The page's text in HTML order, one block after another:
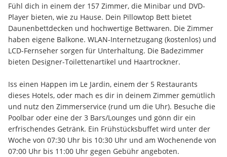
Fühl dich in einem der 157 Zimmer, die Minibar und DVD-
Player bieten, wie zu Hause. Dein Pillowtop Bett bietet
Daunenbettdecken und hochwertige Bettwaren. Die Zimmer
haben eigene Balkone. WLAN-Internetzugang (kostenlos) und
LCD-Fernseher sorgen für Unterhaltung. Die Badezimmer
bieten Designer-Toilettenartikel und Haartrockner.
Iss einen Happen im Le Jardin, einem der 5 Restaurants
dieses Hotels, oder mach es dir in deinem Zimmer gemütlich
und nutz den Zimmerservice (rund um die Uhr). Besuche die
Poolbar oder eine der 3 Bars/Lounges und gönn dir ein
erfrischendes Getränk. Ein Frühstücksbuffet wird unter der
Woche von 07:30 Uhr bis 10:30 Uhr und am Wochenende von
07:00 Uhr bis 11:00 Uhr gegen Gebühr angeboten.